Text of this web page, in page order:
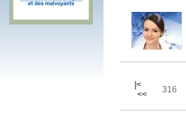
|<
<<
316